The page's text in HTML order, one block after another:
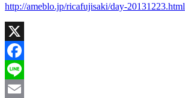
http://ameblo.jp/ricafujisaki/day-20131223.html
X
Facebook
Line